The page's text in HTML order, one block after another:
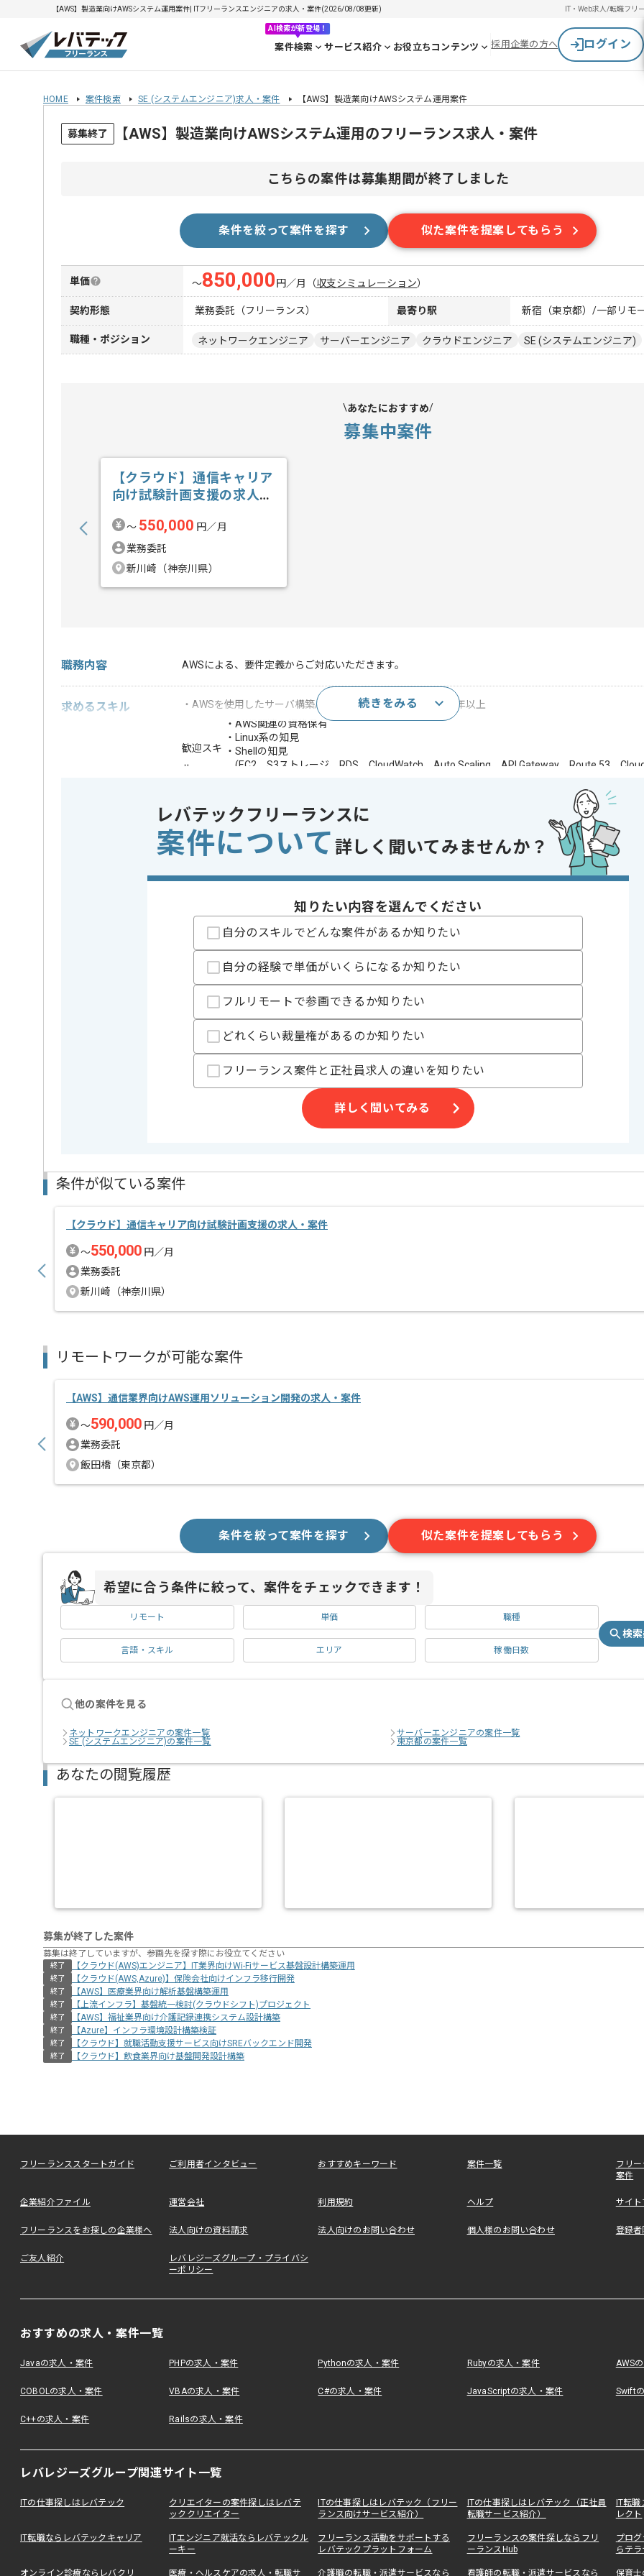
【AWS】製造業向けAWSシステム運用案件| ITフリーランスエンジニアの求人・案件(2026/08/08更新) IT・Web求人/転職フリ
AI検索が新登場！
案件検索 サービス紹介 お役立ちコンテンツ 採用企業の方へ ログイン
HOME 案件検索 SE (システムエンジニア)求人・案件 【AWS】製造業向けAWSシステム運用案件
募集終了 【AWS】製造業向けAWSシステム運用のフリーランス求人・案件
こちらの案件は募集期間が終了しました
条件を絞って案件を探す 似た案件を提案してもらう
単価 〜850,000 円／月 （収支シミュレーション）
契約形態 業務委託（フリーランス） 最寄り駅 新宿（東京都）/一部リモ
職種・ポジション ネットワークエンジニア サーバーエンジニア クラウドエンジニア SE (システムエンジニア)
あなたにおすすめ
募集中案件
【クラウド】通信キャリア
向け試験計画支援の求人・
〜 550,000 円／月
業務委託
新川崎（神奈川県）
職務内容 AWSによる、要件定義からご対応いただきます。
求めるスキル ・AWSを使⽤したサーバ構築/ネットワーク構築の業務経験3年以上
歓迎スキ
ル
・AWS関連の資格保有
・Linux系の知見
・Shellの知見
(EC2、S3ストレージ、RDS、CloudWatch、Auto Scaling、API Gateway、Route 53、
※上記に似た経験やスキルをお持ちであれば申し込み可能なケースもございます！まずはお気軽にご相談ください！
この案件で扱う技術 DB
PostgreSQL
長期プロジェクト
精算条件
有
精算基準時間
140時間〜180時間
支払いサイト
15日
レバテックでの実績がある企業の案件でございます。
製造業IT子会社向けAWS構成による新規案件における、要件定義の段階からご参画いただきます。
AWS環境における上流からの経験がある方にマッチします。
続きをみる
レバテックフリーランスに
案件について 詳しく聞いてみませんか？
知りたい内容を選んでください
自分のスキルでどんな案件があるか知りたい
自分の経験で単価がいくらになるか知りたい
フルリモートで参画できるか知りたい
どれくらい裁量権があるのか知りたい
フリーランス案件と正社員求人の違いを知りたい
詳しく聞いてみる
条件が似ている案件
【クラウド】通信キャリア向け試験計画支援の求人・案件
〜550,000 円／月
業務委託
新川崎（神奈川県）
リモートワークが可能な案件
【AWS】通信業界向けAWS運用ソリューション開発の求人・案件
〜590,000 円／月
業務委託
飯田橋（東京都）
条件を絞って案件を探す 似た案件を提案してもらう
希望に合う条件に絞って、案件をチェックできます！
リモート 単価 職種
言語・スキル エリア 稼働日数
検
他の案件を見る
ネットワークエンジニアの案件一覧
サーバーエンジニアの案件一覧
SE (システムエンジニア)の案件一覧
東京都の案件一覧
あなたの閲覧履歴
募集が終了した案件
募集は終了していますが、参画先を探す際にお役立てください
終了 【クラウド(AWS)エンジニア】IT業界向けWi-Fiサービス基盤設計構築運用
終了 【クラウド(AWS,Azure)】保険会社向けインフラ移行開発
終了 【AWS】医療業界向け解析基盤構築運用
終了 【上流インフラ】基盤統一検討(クラウドシフト)プロジェクト
終了 【AWS】福祉業界向け介護記録連携システム設計構築
終了 【Azure】インフラ環境設計構築検証
終了 【クラウド】就職活動支援サービス向けSREバックエンド開発
終了 【クラウド】飲食業界向け基盤開発設計構築
フリーランススタートガイド ご利用者インタビュー おすすめキーワード 案件一覧
フリ
案件
企業紹介ファイル 運営会社 利用規約 ヘルプ サイ
フリーランスをお探しの企業様へ 法人向けの資料請求 法人向けのお問い合わせ 個人様のお問い合わせ 登録者
ご友人紹介
レバレジーズグループ・プライバシ
ーポリシー
おすすめの求人・案件一覧
Javaの求人・案件 PHPの求人・案件 Pythonの求人・案件 Rubyの求人・案件 AWS
COBOLの求人・案件 VBAの求人・案件 C#の求人・案件 JavaScriptの求人・案件 Swift
C++の求人・案件 Railsの求人・案件
レバレジーズグループ関連サイト一覧
ITの仕事探しはレバテック
クリエイターの案件探しはレバテ
ッククリエイター
ITの仕事探しはレバテック（フリー
ランス向けサービス紹介）
ITの仕事探しはレバテック（正社員
転職サービス紹介）
IT転
レクト
IT転職ならレバテックキャリア
ITエンジニア就活ならレバテックル
ーキー
フリーランス活動をサポートする
レバテックプラットフォーム
フリーランスの案件探しならフリ
ーランスHub
プロ
らテ
オンライン診療ならレバクリ 医療・ヘルスケアの求人・転職サ 介護職の転職・派遣サービスなら 看護師の転職・派遣サービスなら 保育